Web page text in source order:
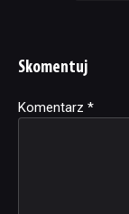
Skomentuj
Komentarz *
Alternative: